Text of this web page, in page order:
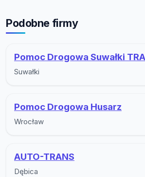
Podobne firmy
Pomoc Drogowa Suwałki
Suwałki
Pomoc Drogowa Husarz
Wrocław
AUTO-TRANS
Dębica